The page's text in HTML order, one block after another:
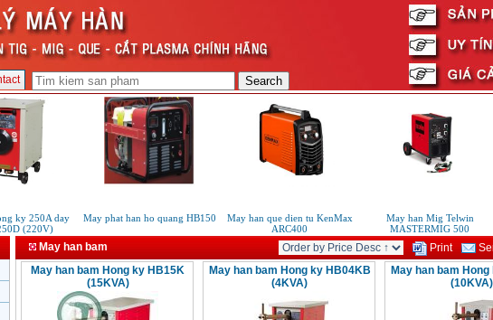
ky 250A day
(220V)
May phat han ho quang HB150
May han que dien tu KenMax
ARC400
May han Mig Telwin
MASTERMIG 500
May han bam Print
May han bam Hong ky HB15K
(15KVA)
May han bam Hong ky HB04KB
(4KVA)
May han bam
(10KVA)